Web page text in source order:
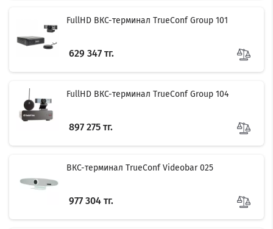
FullHD ВКС-терминал TrueConf Group 101
629 347 тг.
FullHD ВКС-терминал TrueConf Group 104
897 275 тг.
ВКС-терминал TrueConf Videobar 025
977 304 тг.